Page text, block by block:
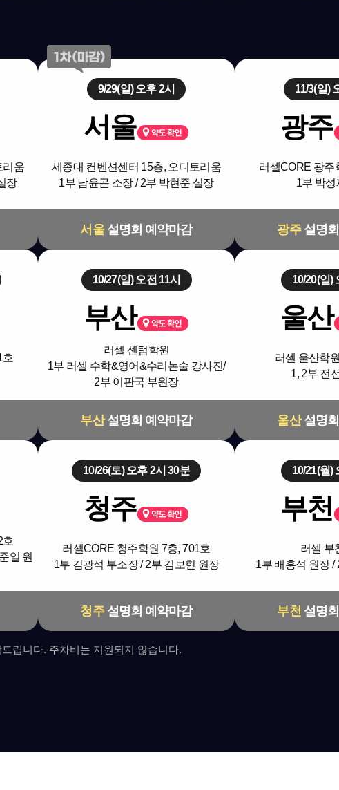
리움
장
9/29(일) 오후 2시
서울
세종대 컨벤션센터 15층, 오디토리움
1부 남윤곤 소장 / 2부 박현준 실장
서울설명회 예약마감
11/3(일)
광주
러셀CORE 광주
1부 박성
광주설명
호
10/27(일) 오전 11시
부산
러셀 센텀학원
1부 러셀 수학&영어&수리논술 강사진/
2부 이판국 부원장
부산설명회 예약마감
10/20(일)
울산
러셀 울산학
1, 2부 전
울산설명
호
일 원
10/26(토) 오후 2시 30분
청주
러셀CORE 청주학원 7층, 701호
1부 김광석 부소장 / 2부 김보현 원장
청주설명회 예약마감
10/21(월)
부천
러셀 부
1부 배홍석 원장 /
부천 설명
립니다. 주차비는 지원되지 않습니다.